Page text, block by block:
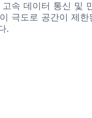
속 데이터 통신 및
극도로 공간이 제
.